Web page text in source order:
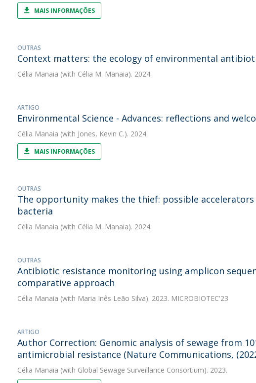
MAIS INFORMAÇÕES
OUTRAS
Context matters: the ecology of environmental
Célia Manaia (with Célia M. Manaia). 2024.
ARTIGO
Environmental Science - Advances: reflections and
Célia Manaia (with Jones, Kevin C.). 2024.
MAIS INFORMAÇÕES
OUTRAS
The opportunity makes the thief: possible
bacteria
Célia Manaia (with Célia M. Manaia). 2024.
OUTRAS
Antibiotic resistance monitoring using amplicon
comparative approach
Célia Manaia (with Maria Inês Leão Silva). 2023. MICROBIOTEC'23
ARTIGO
Author Correction: Genomic analysis of sewage from
antimicrobial resistance (Nature Communications,
Célia Manaia (with Global Sewage Surveillance Consortium). 2023.